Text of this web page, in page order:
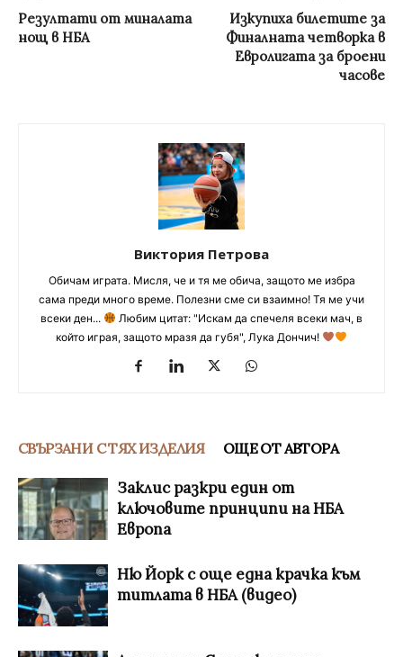
Резултати от миналата
нощ в НБА
Изкупиха билетите за
Финалната четворка в
Евролигата за броени
часове
Виктория Петрова
Обичам играта. Мисля, че и тя ме обича, защото ме избра
сама преди много време. Полезни сме си взаимно! Тя ме учи
всеки ден...
Любим цитат: "Искам да спечеля всеки мач, в
който играя, защото мразя да губя", Лука Дончич!
СВЪРЗАНИ С ТЯХ ИЗДЕЛИЯ ОЩЕ ОТ АВТОРА
Заклис разкри един от
ключовите принципи на НБА
Европа
Ню Йорк с още една крачка към
титлата в НБА (видео)